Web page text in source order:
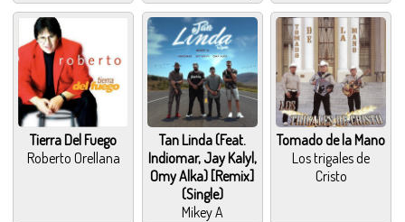
Tierra Del Fuego
Roberto Orellana
Tan Linda (Feat.
Indiomar, Jay Kalyl,
Omy Alka) [Remix]
(Single)
Mikey A
Tomado de la Mano
Los trigales de
Cristo